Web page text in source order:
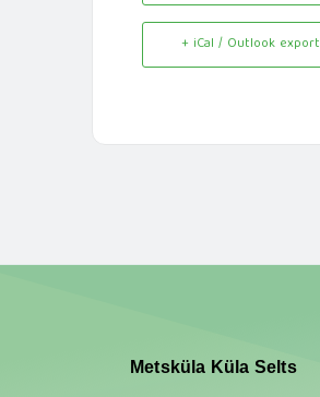
+ iCal / Outlook export
Metsküla Küla Selts